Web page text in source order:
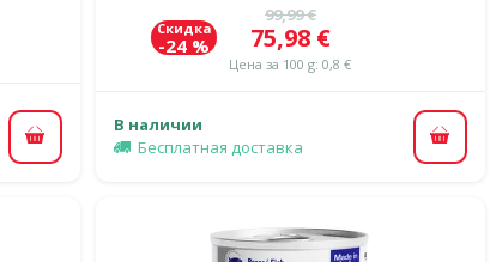
В корзину
Исходная цена
99,99 €
Цена
75,98 €
Цена за 100 g: 0,8 €
Скидка
-24 %
В наличии
Бесплатная доставка
В